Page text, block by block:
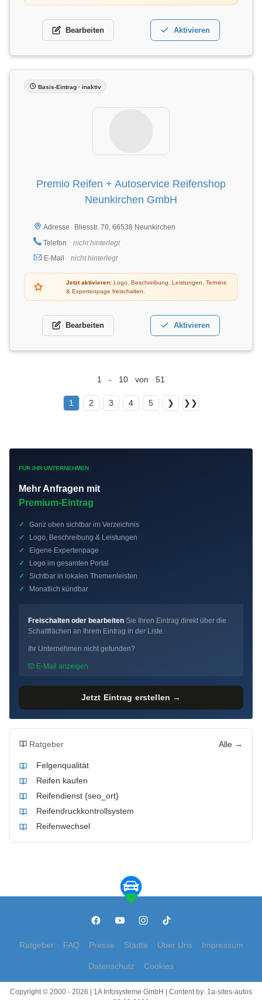
Bearbeiten Aktivieren
Basis-Eintrag · inaktiv
Premio Reifen + Autoservice Reifenshop
Neunkirchen GmbH
Adresse
Bliesstr. 70, 66538 Neunkirchen
Telefon
nicht hinterlegt
E-Mail
nicht hinterlegt
Jetzt aktivieren: Logo, Beschreibung, Leistungen, Termine
& Expertenpage freischalten.
Bearbeiten Aktivieren
1 - 10 von 51
1 2 3 4 5 ❯ ❯❯
FÜR IHR UNTERNEHMEN
Mehr Anfragen mit
Premium-Eintrag
✓
Ganz oben sichtbar im Verzeichnis
✓
Logo, Beschreibung & Leistungen
✓
Eigene Expertenpage
✓
Logo im gesamten Portal
✓
Sichtbar in lokalen Themenleisten
✓
Monatlich kündbar
Freischalten oder bearbeiten Sie Ihren Eintrag direkt über die
Schaltflächen an Ihrem Eintrag in der Liste.
Ihr Unternehmen nicht gefunden?
E-Mail anzeigen
Jetzt Eintrag erstellen →
Ratgeber Alle →
Felgenqualität
Reifen kaufen
Reifendienst {seo_ort}
Reifendruckkontrollsystem
Reifenwechsel
Ratgeber FAQ Presse Städte Über Uns Impressum
Datenschutz Cookies
Copyright © 2000 - 2026 | 1A Infosysteme GmbH | Content by: 1a-sites-autos